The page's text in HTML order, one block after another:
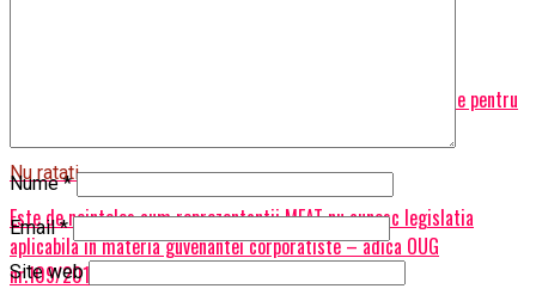
Nicușor Dan pune gând rău mașinilor personale! Ce pregătește pentru
Nu ratati
Este de neinteles cum reprezentantii MEAT nu cunosc legislatia
aplicabila in materia guvenantei corporatiste – adica OUG
nr.109/2011 – Ziarul Incisiv de Prahova
Nume*
Email*
Site web